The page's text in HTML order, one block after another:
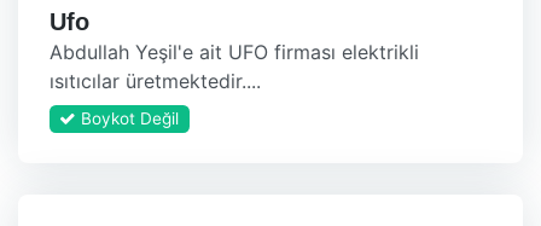
Ufo
Abdullah Yeşil'e ait UFO firması elektrikli
ısıtıcılar üretmektedir....
Boykot Değil